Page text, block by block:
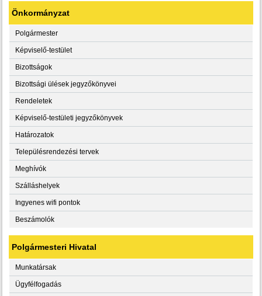
Önkormányzat
Polgármester
Képviselő-testület
Bizottságok
Bizottsági ülések jegyzőkönyvei
Rendeletek
Képviselő-testületi jegyzőkönyvek
Határozatok
Településrendezési tervek
Meghívók
Szálláshelyek
Ingyenes wifi pontok
Beszámolók
Polgármesteri Hivatal
Munkatársak
Ügyfélfogadás